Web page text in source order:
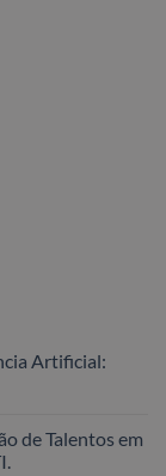
Artificial:
de Talentos em